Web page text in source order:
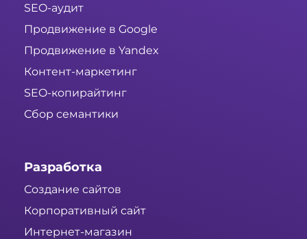
SEO-аудит
Продвижение в Google
Продвижение в Yandex
Контент-маркетинг
SEO-копирайтинг
Сбор семантики
Разработка
Создание сайтов
Корпоративный сайт
Интернет-магазин